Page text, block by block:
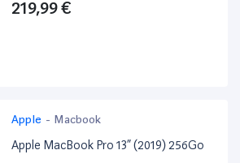
219,99 €
Apple - Macbook
Apple MacBook Pro 13” (2019) 256Go